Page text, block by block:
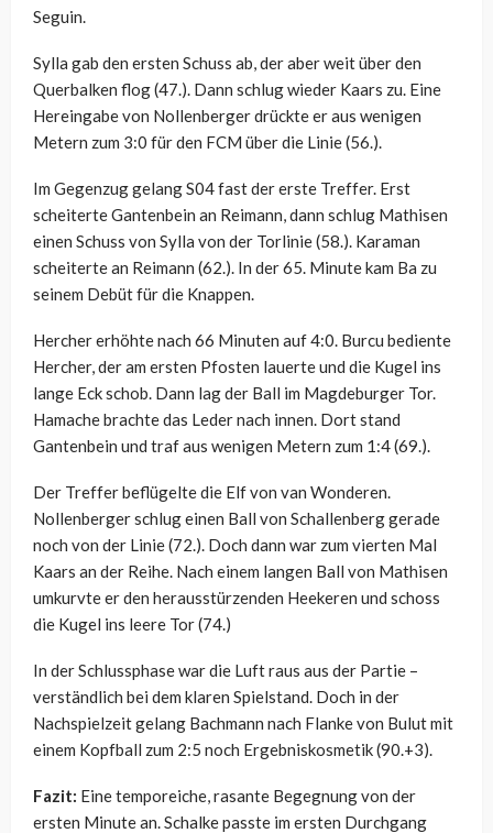
Seguin.
Sylla gab den ersten Schuss ab, der aber weit über den
Querbalken flog (47.). Dann schlug wieder Kaars zu. Eine
Hereingabe von Nollenberger drückte er aus wenigen
Metern zum 3:0 für den FCM über die Linie (56.).
Im Gegenzug gelang S04 fast der erste Treffer. Erst
scheiterte Gantenbein an Reimann, dann schlug Mathisen
einen Schuss von Sylla von der Torlinie (58.). Karaman
scheiterte an Reimann (62.). In der 65. Minute kam Ba zu
seinem Debüt für die Knappen.
Hercher erhöhte nach 66 Minuten auf 4:0. Burcu bediente
Hercher, der am ersten Pfosten lauerte und die Kugel ins
lange Eck schob. Dann lag der Ball im Magdeburger Tor.
Hamache brachte das Leder nach innen. Dort stand
Gantenbein und traf aus wenigen Metern zum 1:4 (69.).
Der Treffer beflügelte die Elf von van Wonderen.
Nollenberger schlug einen Ball von Schallenberg gerade
noch von der Linie (72.). Doch dann war zum vierten Mal
Kaars an der Reihe. Nach einem langen Ball von Mathisen
umkurvte er den herausstürzenden Heekeren und schoss
die Kugel ins leere Tor (74.)
In der Schlussphase war die Luft raus aus der Partie –
verständlich bei dem klaren Spielstand. Doch in der
Nachspielzeit gelang Bachmann nach Flanke von Bulut mit
einem Kopfball zum 2:5 noch Ergebniskosmetik (90.+3).
Fazit: Eine temporeiche, rasante Begegnung von der
ersten Minute an. Schalke passte im ersten Durchgang